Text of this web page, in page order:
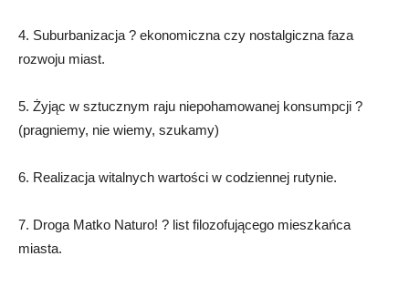
4. Suburbanizacja ? ekonomiczna czy nostalgiczna faza
rozwoju miast.
5. Żyjąc w sztucznym raju niepohamowanej konsumpcji ?
(pragniemy, nie wiemy, szukamy)
6. Realizacja witalnych wartości w codziennej rutynie.
7. Droga Matko Naturo! ? list filozofującego mieszkańca
miasta.